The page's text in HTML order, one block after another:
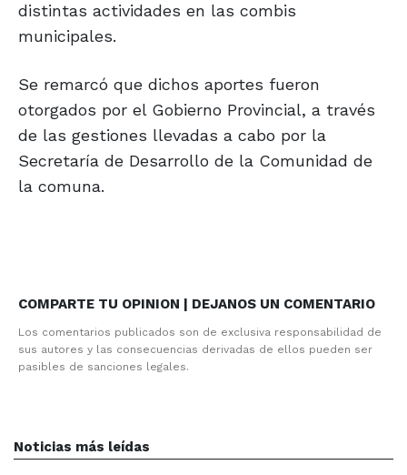
distintas actividades en las combis
municipales.
Se remarcó que dichos aportes fueron
otorgados por el Gobierno Provincial, a través
de las gestiones llevadas a cabo por la
Secretaría de Desarrollo de la Comunidad de
la comuna.
COMPARTE TU OPINION | DEJANOS UN COMENTARIO
Los comentarios publicados son de exclusiva responsabilidad de
sus autores y las consecuencias derivadas de ellos pueden ser
pasibles de sanciones legales.
Noticias más leídas